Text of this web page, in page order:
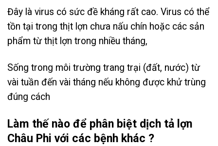
Đây là virus có sức đề kháng rất cao. Virus có thể
tồn tại trong thịt lợn chưa nấu chín hoặc các sản
phẩm từ thịt lợn trong nhiều tháng,
Sống trong môi trường trang trại (đất, nước) từ
vài tuần đến vài tháng nếu không được khử trùng
đúng cách
Làm thế nào để phân biệt dịch tả lợn
Châu Phi với các bệnh khác ?